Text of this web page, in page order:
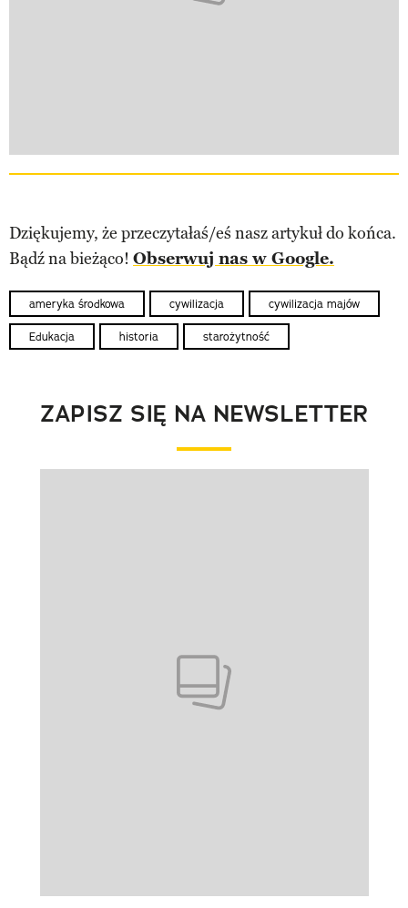
Dziękujemy, że przeczytałaś/eś nasz artykuł do końca.
Bądź na bieżąco! Obserwuj nas w Google.
ameryka środkowa cywilizacja cywilizacja majów
Edukacja historia starożytność
ZAPISZ SIĘ NA NEWSLETTER